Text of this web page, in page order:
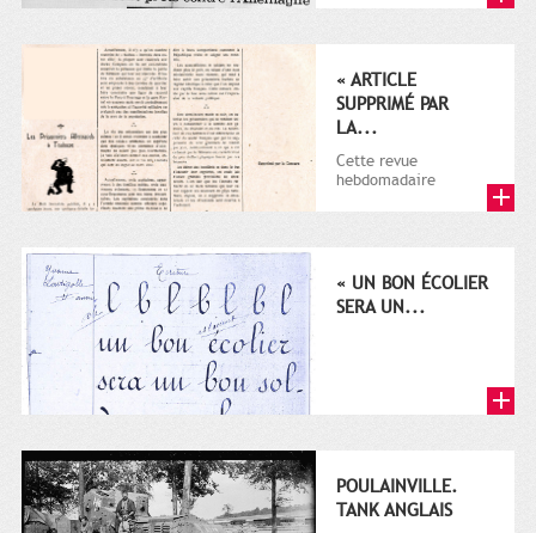
novembre 1908...
« ARTICLE
SUPPRIMÉ PAR
LA...
Cette revue
hebdomadaire
« UN BON ÉCOLIER
SERA UN...
POULAINVILLE.
TANK ANGLAIS